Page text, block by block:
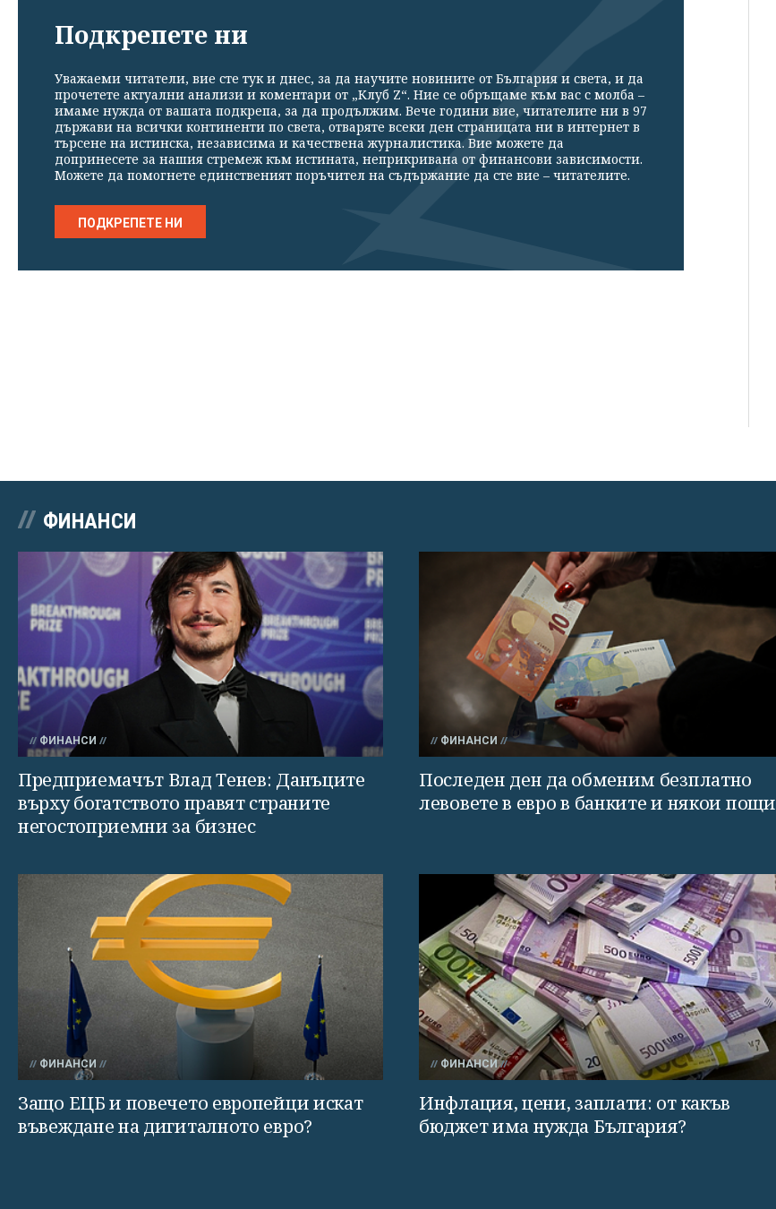
Подкрепете ни
Уважаеми читатели, вие сте тук и днес, за да научите новините от България и света, и да
прочетете актуални анализи и коментари от „Клуб Z“. Ние се обръщаме към вас с молба –
имаме нужда от вашата подкрепа, за да продължим. Вече години вие, читателите ни в 97
държави на всички континенти по света, отваряте всеки ден страницата ни в интернет в
търсене на истинска, независима и качествена журналистика. Вие можете да
допринесете за нашия стремеж към истината, неприкривана от финансови зависимости.
Можете да помогнете единственият поръчител на съдържание да сте вие – читателите.
ПОДКРЕПЕТЕ НИ
ФИНАНСИ
ФИНАНСИ
Предприемачът Влад Тенев: Данъците
върху богатството правят страните
негостоприемни за бизнес
ФИНАНСИ
Последен ден да обменим безплатно
левовете в евро в банките и някои пощи
ФИНАНСИ
Защо ЕЦБ и повечето европейци искат
въвеждане на дигиталното евро?
ФИНАНСИ
Инфлация, цени, заплати: от какъв
бюджет има нужда България?